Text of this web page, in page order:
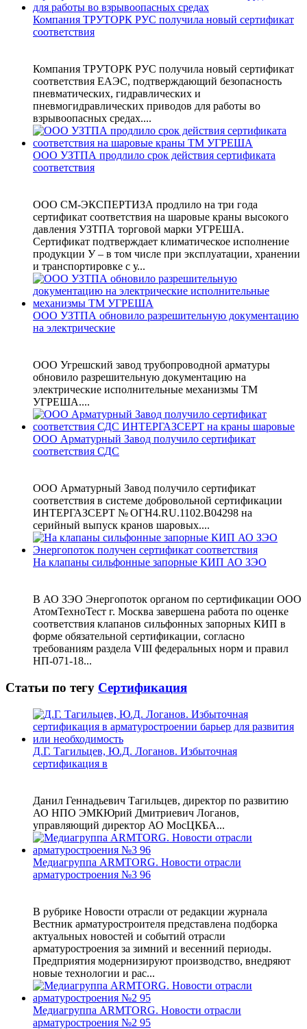
Компания ТРУТОРК РУС получила новый сертификат
соответствия
Компания ТРУТОРК РУС получила новый сертификат
соответствия ЕАЭС, подтверждающий безопасность
пневматических, гидравлических и
пневмогидравлических приводов для работы во
взрывоопасных средах....
ООО УЗТПА продлило срок действия сертификата
соответствия
ООО СМ-ЭКСПЕРТИЗА продлило на три года
сертификат соответствия на шаровые краны высокого
давления УЗТПА торговой марки УГРЕША.
Сертификат подтверждает климатическое исполнение
продукции У – в том числе при эксплуатации, хранении
и транспортировке с у...
ООО УЗТПА обновило разрешительную документацию
на электрические
ООО Угрешский завод трубопроводной арматуры
обновило разрешительную документацию на
электрические исполнительные механизмы ТМ
УГРЕША....
ООО Арматурный Завод получило сертификат
соответствия СДС
ООО Арматурный Завод получило сертификат
соответствия в системе добровольной сертификации
ИНТЕРГАЗСЕРТ № ОГН4.RU.1102.В04298 на
серийный выпуск кранов шаровых....
На клапаны сильфонные запорные КИП АО ЗЭО
В АО ЗЭО Энергопоток органом по сертификации ООО
АтомТехноТест г. Москва завершена работа по оценке
соответствия клапанов сильфонных запорных КИП в
форме обязательной сертификации, согласно
требованиям раздела VIII федеральных норм и правил
НП-071-18...
Статьи по тегу Сертификация
Д.Г. Тагильцев, Ю.Д. Логанов. Избыточная
сертификация в
Данил Геннадьевич Тагильцев, директор по развитию
АО НПО ЭМКЮрий Дмитриевич Логанов,
управляющий директор АО МосЦКБА...
Медиагруппа ARMTORG. Новости отрасли
арматуростроения №3 96
В рубрике Новости отрасли от редакции журнала
Вестник арматуростроителя представлена подборка
актуальных новостей и событий отрасли
арматуростроения за зимний и весенний периоды.
Предприятия модернизируют производство, внедряют
новые технологии и рас...
Медиагруппа ARMTORG. Новости отрасли
арматуростроения №2 95